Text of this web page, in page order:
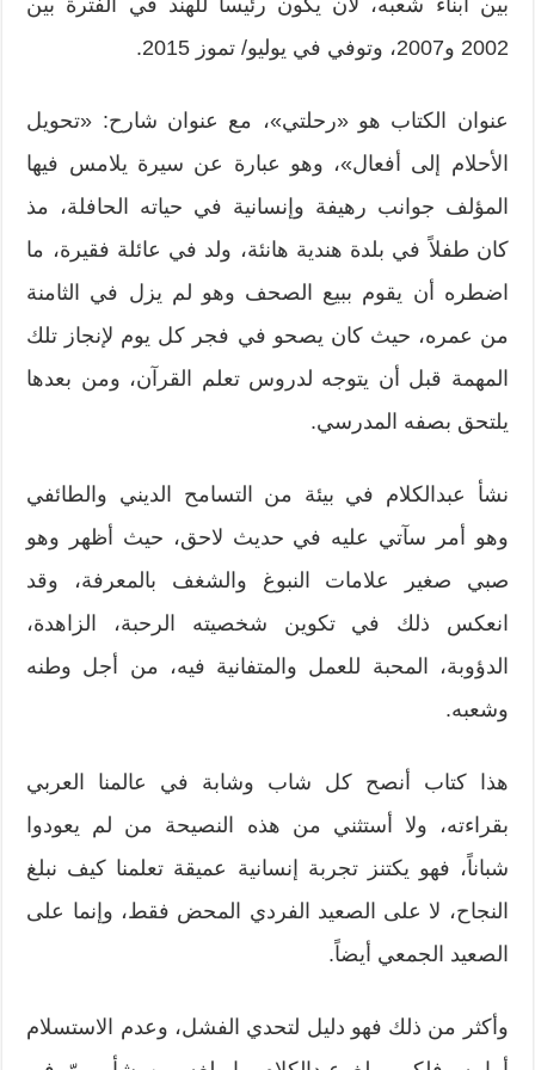
بين أبناء شعبه، لأن يكون رئيساً للهند في الفترة بين
2002 و2007، وتوفي في يوليو/ تموز 2015.
عنوان الكتاب هو «رحلتي»، مع عنوان شارح: «تحويل
الأحلام إلى أفعال»، وهو عبارة عن سيرة يلامس فيها
المؤلف جوانب رهيفة وإنسانية في حياته الحافلة، مذ
كان طفلاً في بلدة هندية هانئة، ولد في عائلة فقيرة، ما
اضطره أن يقوم ببيع الصحف وهو لم يزل في الثامنة
من عمره، حيث كان يصحو في فجر كل يوم لإنجاز تلك
المهمة قبل أن يتوجه لدروس تعلم القرآن، ومن بعدها
يلتحق بصفه المدرسي.
نشأ عبدالكلام في بيئة من التسامح الديني والطائفي
وهو أمر سآتي عليه في حديث لاحق، حيث أظهر وهو
صبي صغير علامات النبوغ والشغف بالمعرفة، وقد
انعكس ذلك في تكوين شخصيته الرحبة، الزاهدة،
الدؤوبة، المحبة للعمل والمتفانية فيه، من أجل وطنه
وشعبه.
هذا كتاب أنصح كل شاب وشابة في عالمنا العربي
بقراءته، ولا أستثني من هذه النصيحة من لم يعودوا
شباناً، فهو يكتنز تجربة إنسانية عميقة تعلمنا كيف نبلغ
النجاح، لا على الصعيد الفردي المحض فقط، وإنما على
الصعيد الجمعي أيضاً.
وأكثر من ذلك فهو دليل لتحدي الفشل، وعدم الاستسلام